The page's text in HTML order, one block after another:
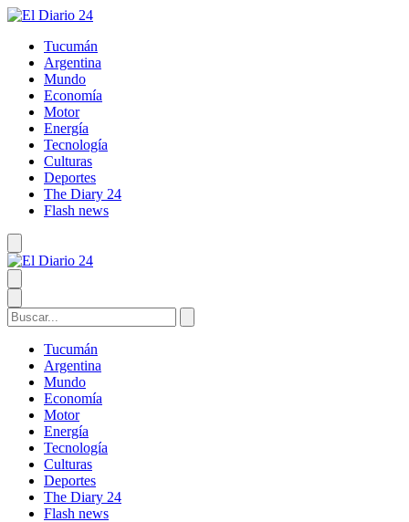
Tucumán
Argentina
Mundo
Economía
Motor
Energía
Tecnología
Culturas
Deportes
The Diary 24
Flash news
Tucumán
Argentina
Mundo
Economía
Motor
Energía
Tecnología
Culturas
Deportes
The Diary 24
Flash news